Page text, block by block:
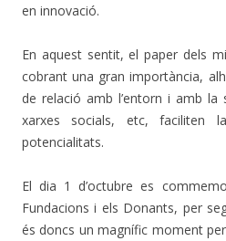
en innovació.
En aquest sentit, el paper dels
cobrant una gran importància,
de relació amb l’entorn i amb
xarxes socials, etc, faciliten
potencialitats.
El dia 1 d’octubre es
Fundacions i els Donants, per
és doncs un magnífic moment